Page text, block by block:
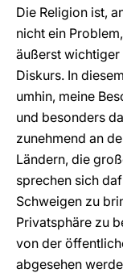
Die Religion ist,
nicht ein
äußerst wichtiger
Diskurs. In
umhin, meine
und besonders
zunehmend an
Ländern, die
sprechen sich
Schweigen zu
Privatsphäre zu
von der
abgesehen